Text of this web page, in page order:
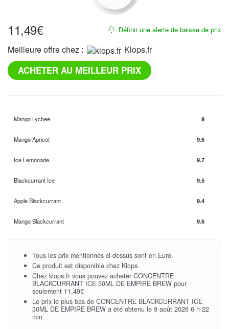
Définir une alerte de baisse de prix
11,49€
Meilleure offre chez : klops.fr
ACHETER AU MEILLEUR PRIX
Mango Lychee 9
Mango Apricot 9.6
Ice Lemonade 9.7
Blackcurrant Ice 9.5
Apple Blackcurrant 9.4
Mango Blackcurrant 9.6
Tous les prix mentionnés ci-dessus sont en Euro.
Ce produit est disponible chez Klops.
Chez klops.fr vous pouvez acheter CONCENTRE
BLACKCURRANT ICE 30ML DE EMPIRE BREW pour
seulement 11,49€
Le prix le plus bas de CONCENTRE BLACKCURRANT ICE
30ML DE EMPIRE BREW a été obtenu le 9 août 2026 6 h 22
min.